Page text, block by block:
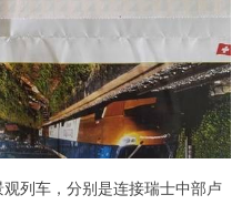
列车，分别是连接瑞士中部卢